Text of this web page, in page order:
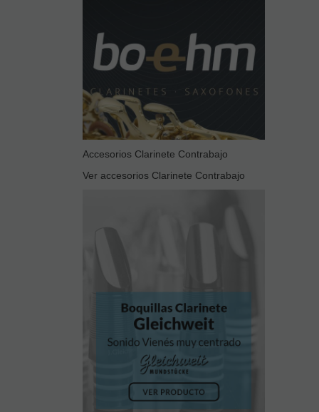
Accesorios Clarinete Contrabajo
Ver accesorios Clarinete Contrabajo